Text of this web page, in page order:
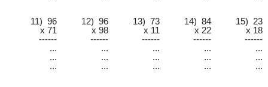
11) 96 12) 96 13) 73 14) 84
15) 23
x 71
x 98 x 11 x 22
x 18
------
------ ------ ------
------
...
... ... ...
...
...
... ... ...
...
...
... ... ... ...